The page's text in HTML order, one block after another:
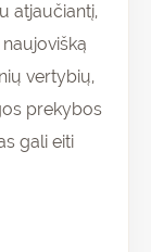
atjaučiantį,
vertybių,
prekybos
gali eiti